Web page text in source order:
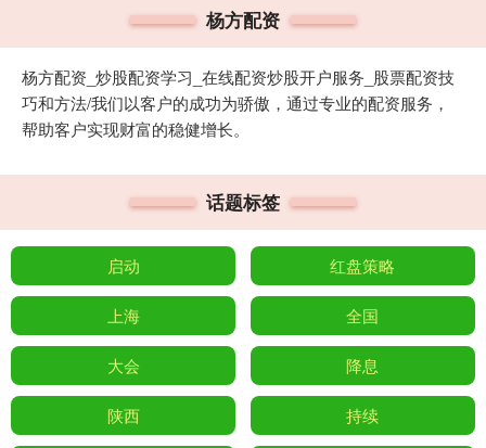
杨方配资
杨方配资_炒股配资学习_在线配资炒股开户服务_股票配资技
巧和方法/我们以客户的成功为骄傲，通过专业的配资服务，
帮助客户实现财富的稳健增长。
话题标签
启动 红盘策略
上海 全国
大会 降息
陕西 持续